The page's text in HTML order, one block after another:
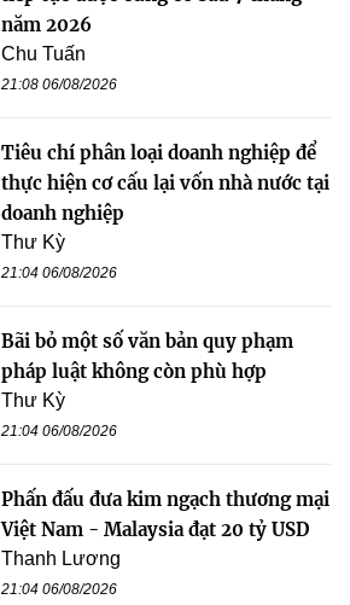
năm 2026
Chu Tuấn
21:08 06/08/2026
Tiêu chí phân loại doanh nghiệp để
thực hiện cơ cấu lại vốn nhà nước tại
doanh nghiệp
Thư Kỳ
21:04 06/08/2026
Bãi bỏ một số văn bản quy phạm
pháp luật không còn phù hợp
Thư Kỳ
21:04 06/08/2026
Phấn đấu đưa kim ngạch thương mại
Việt Nam - Malaysia đạt 20 tỷ USD
Thanh Lương
21:04 06/08/2026